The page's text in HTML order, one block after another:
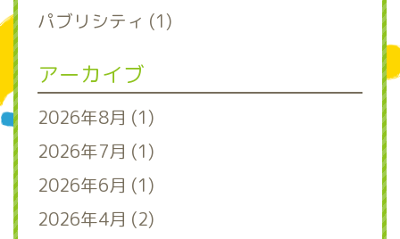
パブリシティ (1)
アーカイブ
2026年8月 (1)
2026年7月 (1)
2026年6月 (1)
2026年4月 (2)